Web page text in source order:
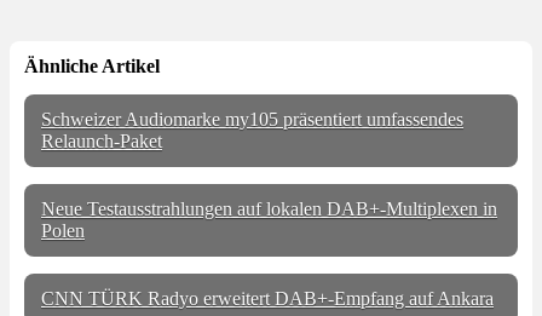
Ähnliche Artikel
Schweizer Audiomarke my105 präsentiert umfassendes
Relaunch-Paket
Neue Testausstrahlungen auf lokalen DAB+-Multiplexen in
Polen
CNN TÜRK Radyo erweitert DAB+-Empfang auf Ankara